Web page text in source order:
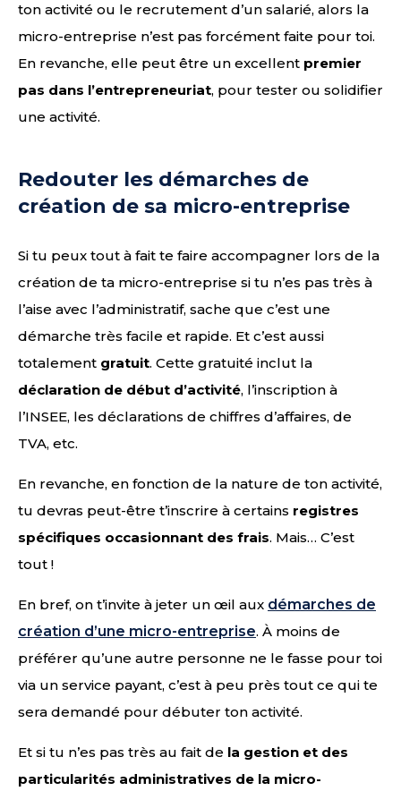
ton activité ou le recrutement d’un salarié, alors la
micro-entreprise n’est pas forcément faite pour toi.
En revanche, elle peut être un excellent premier
pas dans l’entrepreneuriat, pour tester ou solidifier
une activité.
Redouter les démarches de
création de sa micro-entreprise
Si tu peux tout à fait te faire accompagner lors de la
création de ta micro-entreprise si tu n’es pas très à
l’aise avec l’administratif, sache que c’est une
démarche très facile et rapide. Et c’est aussi
totalement gratuit. Cette gratuité inclut la
déclaration de début d’activité, l’inscription à
l’INSEE, les déclarations de chiffres d’affaires, de
TVA, etc.
En revanche, en fonction de la nature de ton activité,
tu devras peut-être t’inscrire à certains registres
spécifiques occasionnant des frais. Mais… C’est
tout !
En bref, on t’invite à jeter un œil aux démarches de
création d’une micro-entreprise. À moins de
préférer qu’une autre personne ne le fasse pour toi
via un service payant, c’est à peu près tout ce qui te
sera demandé pour débuter ton activité.
Et si tu n’es pas très au fait de la gestion et des
particularités administratives de la micro-